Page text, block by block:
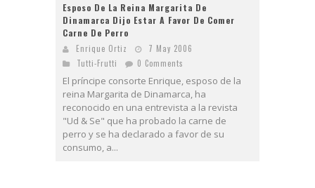
Esposo De La Reina Margarita De
Dinamarca Dijo Estar A Favor De Comer
Carne De Perro
Enrique Ortiz
7 May 2006
Tutti-Frutti
0 Comments
El príncipe consorte Enrique, esposo de la
reina Margarita de Dinamarca, ha
reconocido en una entrevista a la revista
"Ud & Se" que ha probado la carne de
perro y se ha declarado a favor de su
consumo, a...